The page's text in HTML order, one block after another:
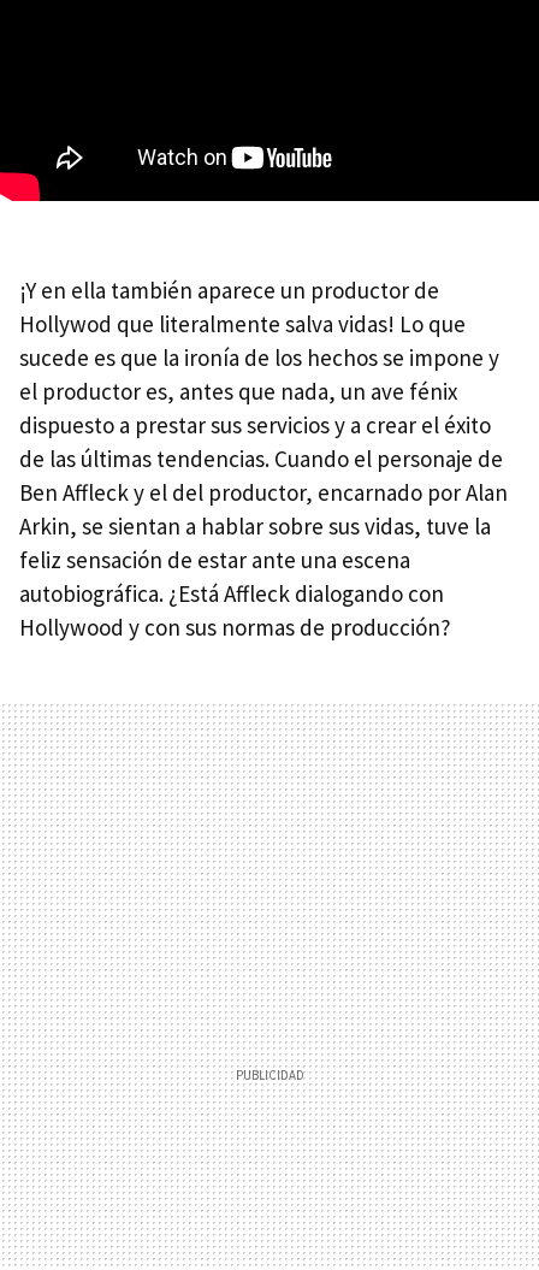
¡Y en ella también aparece un productor de
Hollywod que literalmente salva vidas! Lo que
sucede es que la ironía de los hechos se impone y
el productor es, antes que nada, un ave fénix
dispuesto a prestar sus servicios y a crear el éxito
de las últimas tendencias. Cuando el personaje de
Ben Affleck y el del productor, encarnado por Alan
Arkin, se sientan a hablar sobre sus vidas, tuve la
feliz sensación de estar ante una escena
autobiográfica. ¿Está Affleck dialogando con
Hollywood y con sus normas de producción?